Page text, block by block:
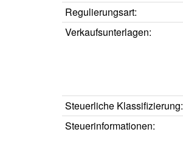
Regulierungsart:
Verkaufsunterlagen:
Steuerliche Klassifizierung:
Steuerinformationen: